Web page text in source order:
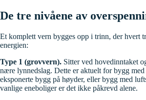
De tre nivåene av
Et komplett vern bygges opp i trinn, der hvert
energien:
Type 1 (grovvern). Sitter ved hovedinntaket
nære lynnedslag. Dette er aktuelt for bygg
eksponerte bygg på høyder, eller bygg med
vanlige eneboliger er det ikke påkrevd alene.